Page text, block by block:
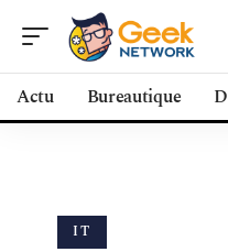
Actu Bureautique
IT